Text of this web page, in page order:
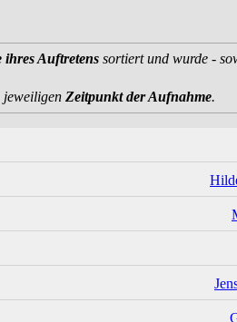
ihres Auftretens sortiert und wurde -
jeweiligen Zeitpunkt der Aufnahme.